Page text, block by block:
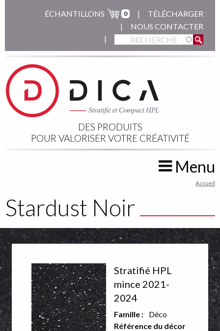
ÉCHANTILLONS 0
TÉLÉCHARGER
NOUS CONTACTER
DES PRODUITS
POUR VALORISER VOTRE CRÉATIVITÉ
Menu
are
here
Accueil
Stardust Noir
Décor
recto
Aucun
décor sur
Stratifié HPL
mince 2021-
2024
Famille :
Déco
Référence du décor